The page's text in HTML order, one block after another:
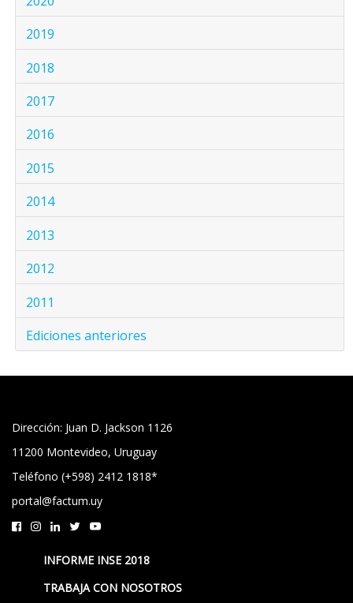
2019
2018
2017
2016
2015
2014
2013
2012
2011
Ediciones anteriores
Dirección: Juan D. Jackson 1126
11200 Montevideo, Uruguay
Teléfono (+598) 2412 1818*
portal@factum.uy
INFORME INSE 2018
TRABAJA CON NOSOTROS